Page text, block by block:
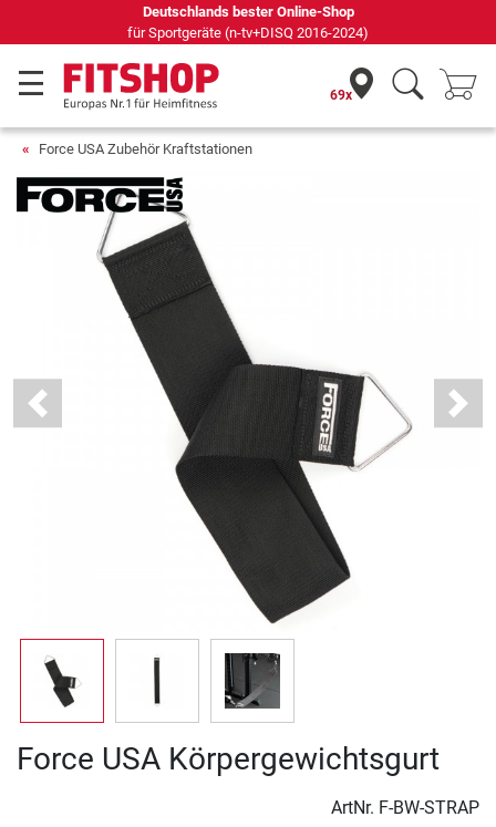
Deutschlands bester Online-Shop
für Sportgeräte (n-tv+DISQ 2016-2024)
69x
Force USA Zubehör Kraftstationen
Previous Next
Force USA Körpergewichtsgurt
ArtNr. F-BW-STRAP